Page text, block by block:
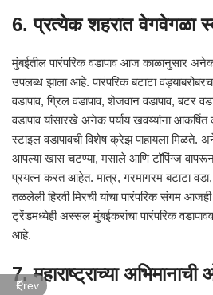
6. प्रत्येक शहरात वेगवेगळा
मुंबईतील पारंपरिक वडापाव आज काळानुसार
उपलब्ध झाला आहे. पारंपरिक बटाटा
वडापाव, ग्रिल वडापाव, शेजवान वडापाव, बटर
वडापाव यांसारखे अनेक पर्याय खवय्यांना
स्टाइल वडापावची विशेष क्रेझ पाहायला
आपल्या खास चटण्या, मसाले आणि टॉपिंग्ज वापरून
प्रयत्न करत आहेत. मात्र, गरमागरम बटाटा
तळलेली हिरवी मिरची यांचा पारंपरिक संगम
ट्रेंडमध्येही अस्सल मुंबईकरांचा पारंपरिक
आहे.
7. महाराष्ट्राच्या
Prev